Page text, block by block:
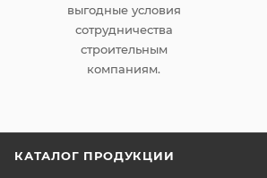
выгодные условия
сотрудничества
строительным
компаниям.
КАТАЛОГ ПРОДУКЦИИ